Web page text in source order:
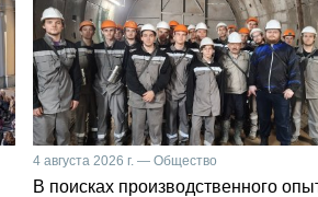
4 августа 2026 г. — Общество
В поисках производственного